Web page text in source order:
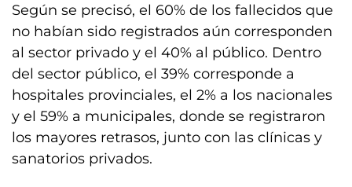
Según se precisó, el 60% de los fallecidos que
no habían sido registrados aún corresponden
al sector privado y el 40% al público. Dentro
del sector público, el 39% corresponde a
hospitales provinciales, el 2% a los nacionales
y el 59% a municipales, donde se registraron
los mayores retrasos, junto con las clínicas y
sanatorios privados.